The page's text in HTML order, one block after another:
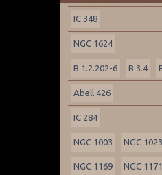
IC 348
NGC 1624
B 1.2.202-6 B 3.4
Abell 426
IC 284
NGC 1003 NGC 1023
NGC 1169 NGC 1171